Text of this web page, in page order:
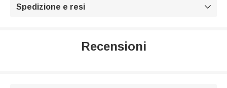
Spedizione e resi 
Recensioni